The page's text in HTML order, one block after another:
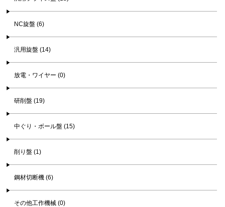
NC旋盤 (6)
汎用旋盤 (14)
放電・ワイヤー (0)
研削盤 (19)
中ぐり・ボール盤 (15)
削り盤 (1)
鋼材切断機 (6)
その他工作機械 (0)